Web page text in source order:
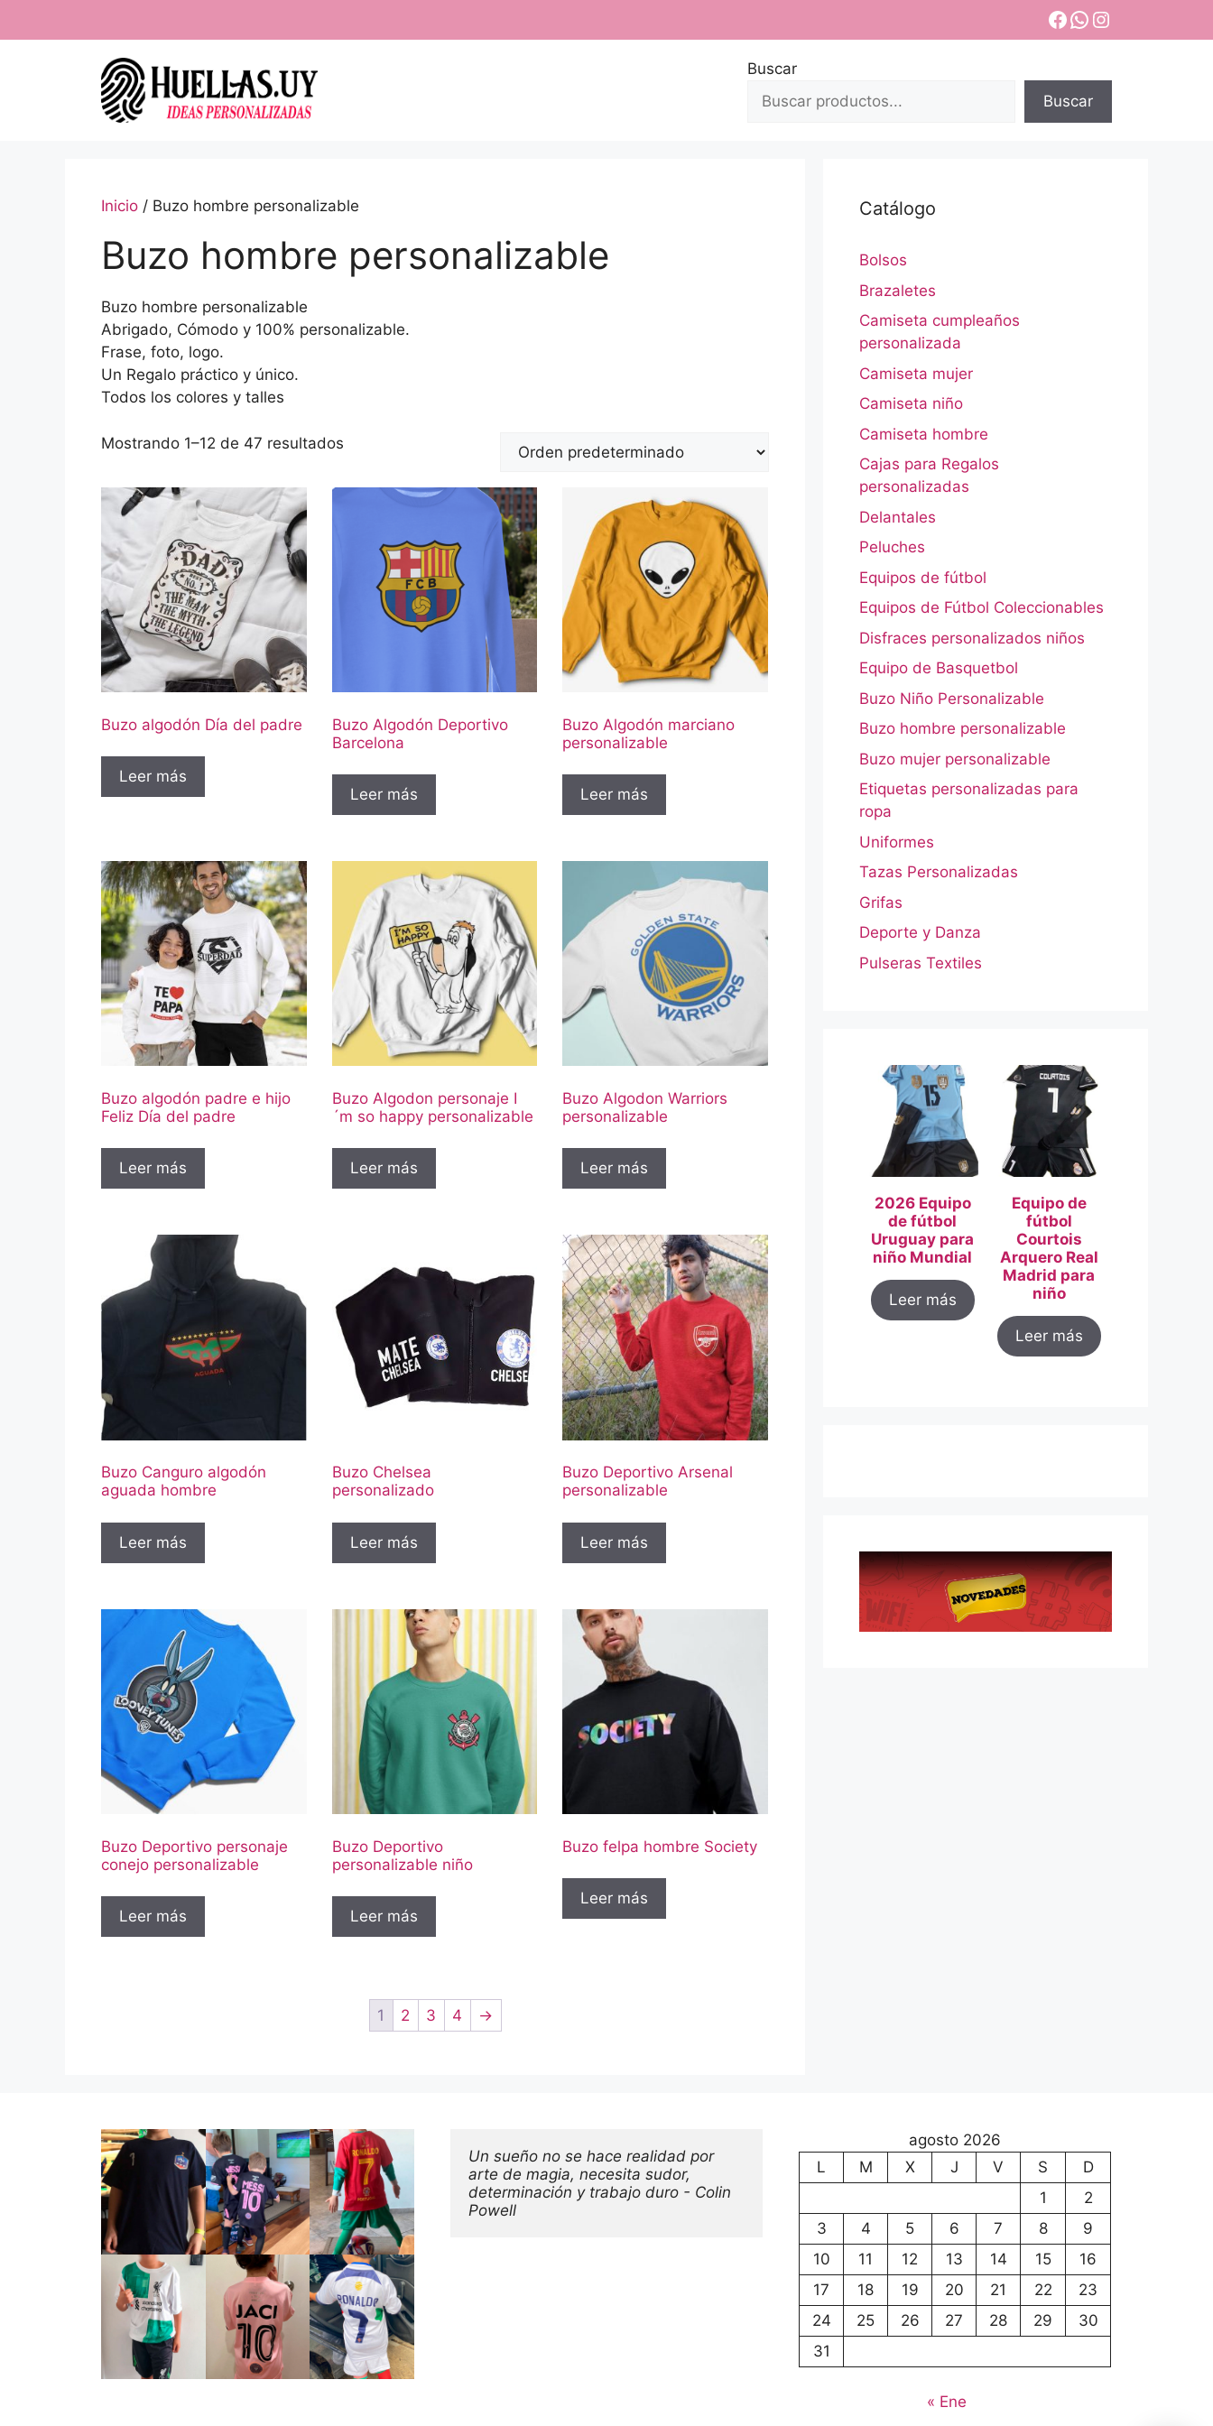
Facebook
WhatsApp
Instagram
Buscar
Buscar
Inicio / Buzo hombre personalizable
Buzo hombre personalizable
Buzo hombre personalizable
Abrigado, Cómodo y 100% personalizable.
Frase, foto, logo.
Un Regalo práctico y único.
Todos los colores y talles
Mostrando 1–12 de 47 resultados
Buzo algodón Día del padre
Leer más
Buzo Algodón Deportivo
Barcelona
Leer más
Buzo Algodón marciano
personalizable
Leer más
Buzo algodón padre e hijo
Feliz Día del padre
Leer más
Buzo Algodon personaje I
´m so happy personalizable
Leer más
Buzo Algodon Warriors
personalizable
Leer más
Buzo Canguro algodón
aguada hombre
Leer más
Buzo Chelsea
personalizado
Leer más
Buzo Deportivo Arsenal
personalizable
Leer más
Buzo Deportivo personaje
conejo personalizable
Leer más
Buzo Deportivo
personalizable niño
Leer más
Buzo felpa hombre Society
Leer más
1 2 3 4 →
Catálogo
Bolsos
Brazaletes
Camiseta cumpleaños
personalizada
Camiseta mujer
Camiseta niño
Camiseta hombre
Cajas para Regalos
personalizadas
Delantales
Peluches
Equipos de fútbol
Equipos de Fútbol Coleccionables
Disfraces personalizados niños
Equipo de Basquetbol
Buzo Niño Personalizable
Buzo hombre personalizable
Buzo mujer personalizable
Etiquetas personalizadas para
ropa
Uniformes
Tazas Personalizadas
Grifas
Deporte y Danza
Pulseras Textiles
2026 Equipo
de fútbol
Uruguay para
niño Mundial
Leer más
Equipo de
fútbol
Courtois
Arquero Real
Madrid para
niño
Leer más
Un sueño no se hace realidad por
arte de magia, necesita sudor,
determinación y trabajo duro - Colin
Powell
agosto 2026
L
M X J V S
D
1
2
3
4 5 6 7 8
9
10
11 12 13 14 15
16
17
18 19 20 21 22
23
24
25 26 27 28 29
30
31
« Ene